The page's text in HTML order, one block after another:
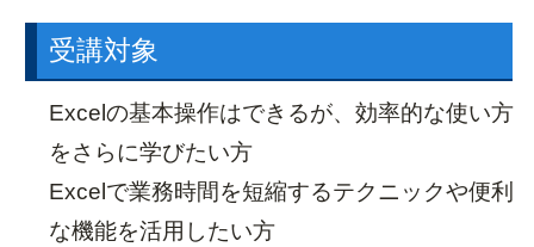
サテライト研修
お知らせ
開催スケジュール
研修カテゴリー
人気コース紹介
研修の目安
受講対象
Excelの基本操作はできるが、効率的な使い方
をさらに学びたい方
Excelで業務時間を短縮するテクニックや便利
な機能を活用したい方